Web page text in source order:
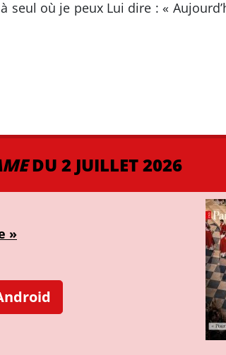
où je peux Lui dire : «
DU 2 JUILLET 2026
»